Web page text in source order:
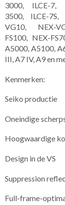
3000, ILCE-7,
3500, ILCE-7S,
VG10, NEX-
FS100, NEX-
A5000, A5100,
III, A7 IV, A9 en
Kenmerken:
Seiko productie
Oneindige
Hoogwaardige
Design in de VS
Suppression
Full-frame-